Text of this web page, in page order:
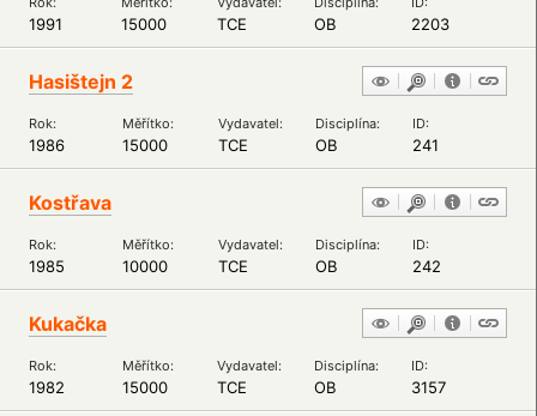
1991 15000 TCE OB 2203
Hasištejn 2
Rok: Měřítko: Vydavatel: Disciplína: ID:
1986 15000 TCE OB 241
Kostřava
Rok: Měřítko: Vydavatel: Disciplína: ID:
1985 10000 TCE OB 242
Kukačka
Rok: Měřítko: Vydavatel: Disciplína: ID:
1982 15000 TCE OB 3157